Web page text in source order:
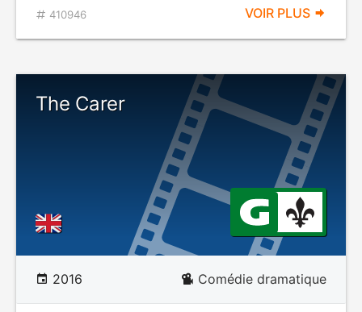
410946 VOIR PLUS
The Carer
2016 Comédie dramatique